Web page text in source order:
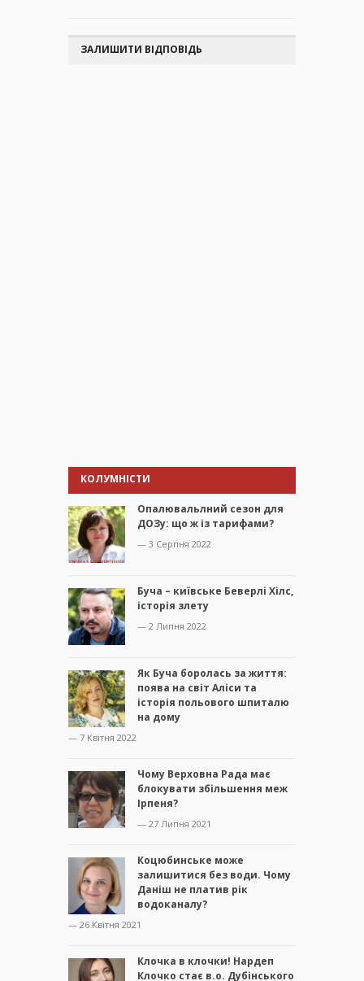
ЗАЛИШИТИ ВІДПОВІДЬ
КОЛУМНІСТИ
Опалювальлний сезон для
ДОЗу: що ж із тарифами?
— 3 Серпня 2022
Буча – київське Беверлі Хілс,
історія злету
— 2 Липня 2022
Як Буча боролась за життя:
поява на світ Аліси та
історія польового шпиталю
на дому
— 7 Квітня 2022
Чому Верховна Рада має
блокувати збільшення меж
Ірпеня?
— 27 Липня 2021
Коцюбинське може
залишитися без води. Чому
Даніш не платив рік
водоканалу?
— 26 Квітня 2021
Клочка в клочки! Нардеп
Клочко стає в.о. Дубінського